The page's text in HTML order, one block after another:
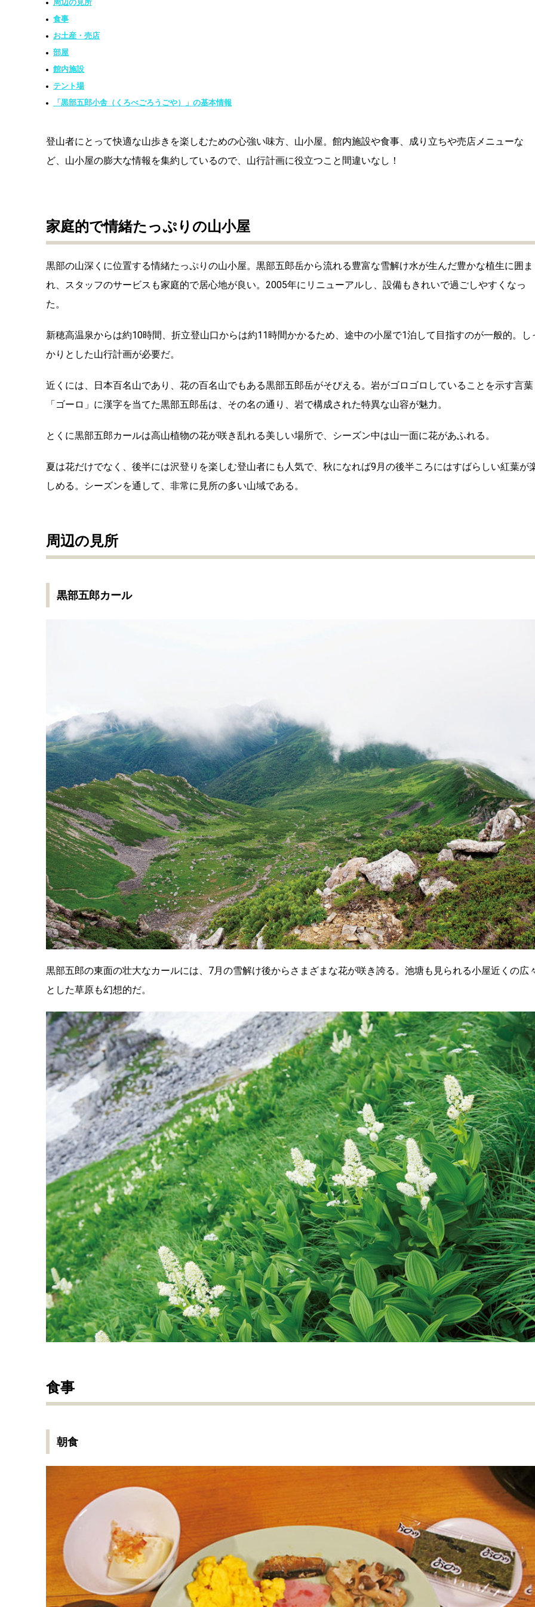
周辺の見所
食事
お土産・売店
部屋
館内施設
テント場
「黒部五郎小舎（くろべごろうごや）」の基本情報
登山者にとって快適な山歩きを楽しむための心強い味方、山小屋。館内施設や食事、成り立ちや売店メニューな
ど、山小屋の膨大な情報を集約しているので、山行計画に役立つこと間違いなし！
家庭的で情緒たっぷりの山小屋
黒部の山深くに位置する情緒たっぷりの山小屋。黒部五郎岳から流れる豊富な雪解け水が生んだ豊かな植生に囲ま
れ、スタッフのサービスも家庭的で居心地が良い。2005年にリニューアルし、設備もきれいで過ごしやすくなっ
た。
新穂高温泉からは約10時間、折立登山口からは約11時間かかるため、途中の小屋で1泊して目指すのが一般的。し
かりとした山行計画が必要だ。
近くには、日本百名山であり、花の百名山でもある黒部五郎岳がそびえる。岩がゴロゴロしていることを示す言葉
「ゴーロ」に漢字を当てた黒部五郎岳は、その名の通り、岩で構成された特異な山容が魅力。
とくに黒部五郎カールは高山植物の花が咲き乱れる美しい場所で、シーズン中は山一面に花があふれる。
夏は花だけでなく、後半には沢登りを楽しむ登山者にも人気で、秋になれば9月の後半ころにはすばらしい紅葉が
しめる。シーズンを通して、非常に見所の多い山域である。
周辺の見所
黒部五郎カール
黒部五郎の東面の壮大なカールには、7月の雪解け後からさまざまな花が咲き誇る。池塘も見られる小屋近くの広
とした草原も幻想的だ。
食事
朝食